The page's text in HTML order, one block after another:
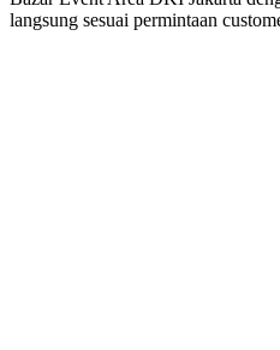
langsung sesuai permintaan